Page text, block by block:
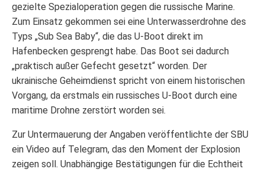
gezielte Spezialoperation gegen die russische Marine.
Zum Einsatz gekommen sei eine Unterwasserdrohne des
Typs „Sub Sea Baby“, die das U-Boot direkt im
Hafenbecken gesprengt habe. Das Boot sei dadurch
„praktisch außer Gefecht gesetzt“ worden. Der
ukrainische Geheimdienst spricht von einem historischen
Vorgang, da erstmals ein russisches U-Boot durch eine
maritime Drohne zerstört worden sei.
Zur Untermauerung der Angaben veröffentlichte der SBU
ein Video auf Telegram, das den Moment der Explosion
zeigen soll. Unabhängige Bestätigungen für die Echtheit